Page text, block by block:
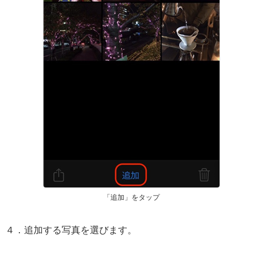
「追加」をタップ
４．追加する写真を選びます。